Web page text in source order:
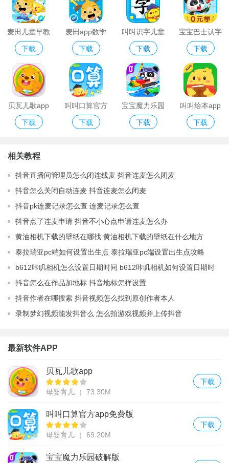
麦田儿童早教
软件
下载
麦田app数学
下载
叫叫识字儿童
认字破解版
下载
宝宝巴士认字
大全
下载
贝瓦儿歌app
下载
叫叫口算官方
app免费版
下载
宝宝魔力乐园
破解版
下载
叫叫绘本app
官方版
下载
相关教程
抖音直播间管理员怎么闭连线麦 抖音连麦怎么闭麦
抖音怎么关闭自动连麦 抖音连麦怎么闭麦
抖音pk连麦记录怎么查 连麦记录怎么查
抖音点了连麦申请 抖音不小心点申请连麦怎么办
黄油相机下载的壁纸在哪找 黄油相机下载的壁纸在什么地方
泰拉瑞亚pc端如何设置出生点 泰拉瑞亚pc端设置出生点攻略
b612咔叽相机怎么设置日期时间 b612咔叽相机如何设置日期时
间
抖音怎么在作品加地标 抖音地标怎样设置
抖音作者在哪搜索 抖音视频怎么找到原创作者本人
录制梦幻视频能发抖音么 怎么拍游戏视频并上传抖音
最新软件APP
贝瓦儿歌app
母婴育儿 73.30M
下载
叫叫口算官方app免费版
母婴育儿 69.20M
下载
宝宝魔力乐园破解版